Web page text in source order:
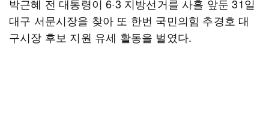
박근혜 전 대통령이 6·3 지방선거를 사흘 앞둔 31일
대구 서문시장을 찾아 또 한번 국민의힘 추경호 대
구시장 후보 지원 유세 활동을 벌였다.